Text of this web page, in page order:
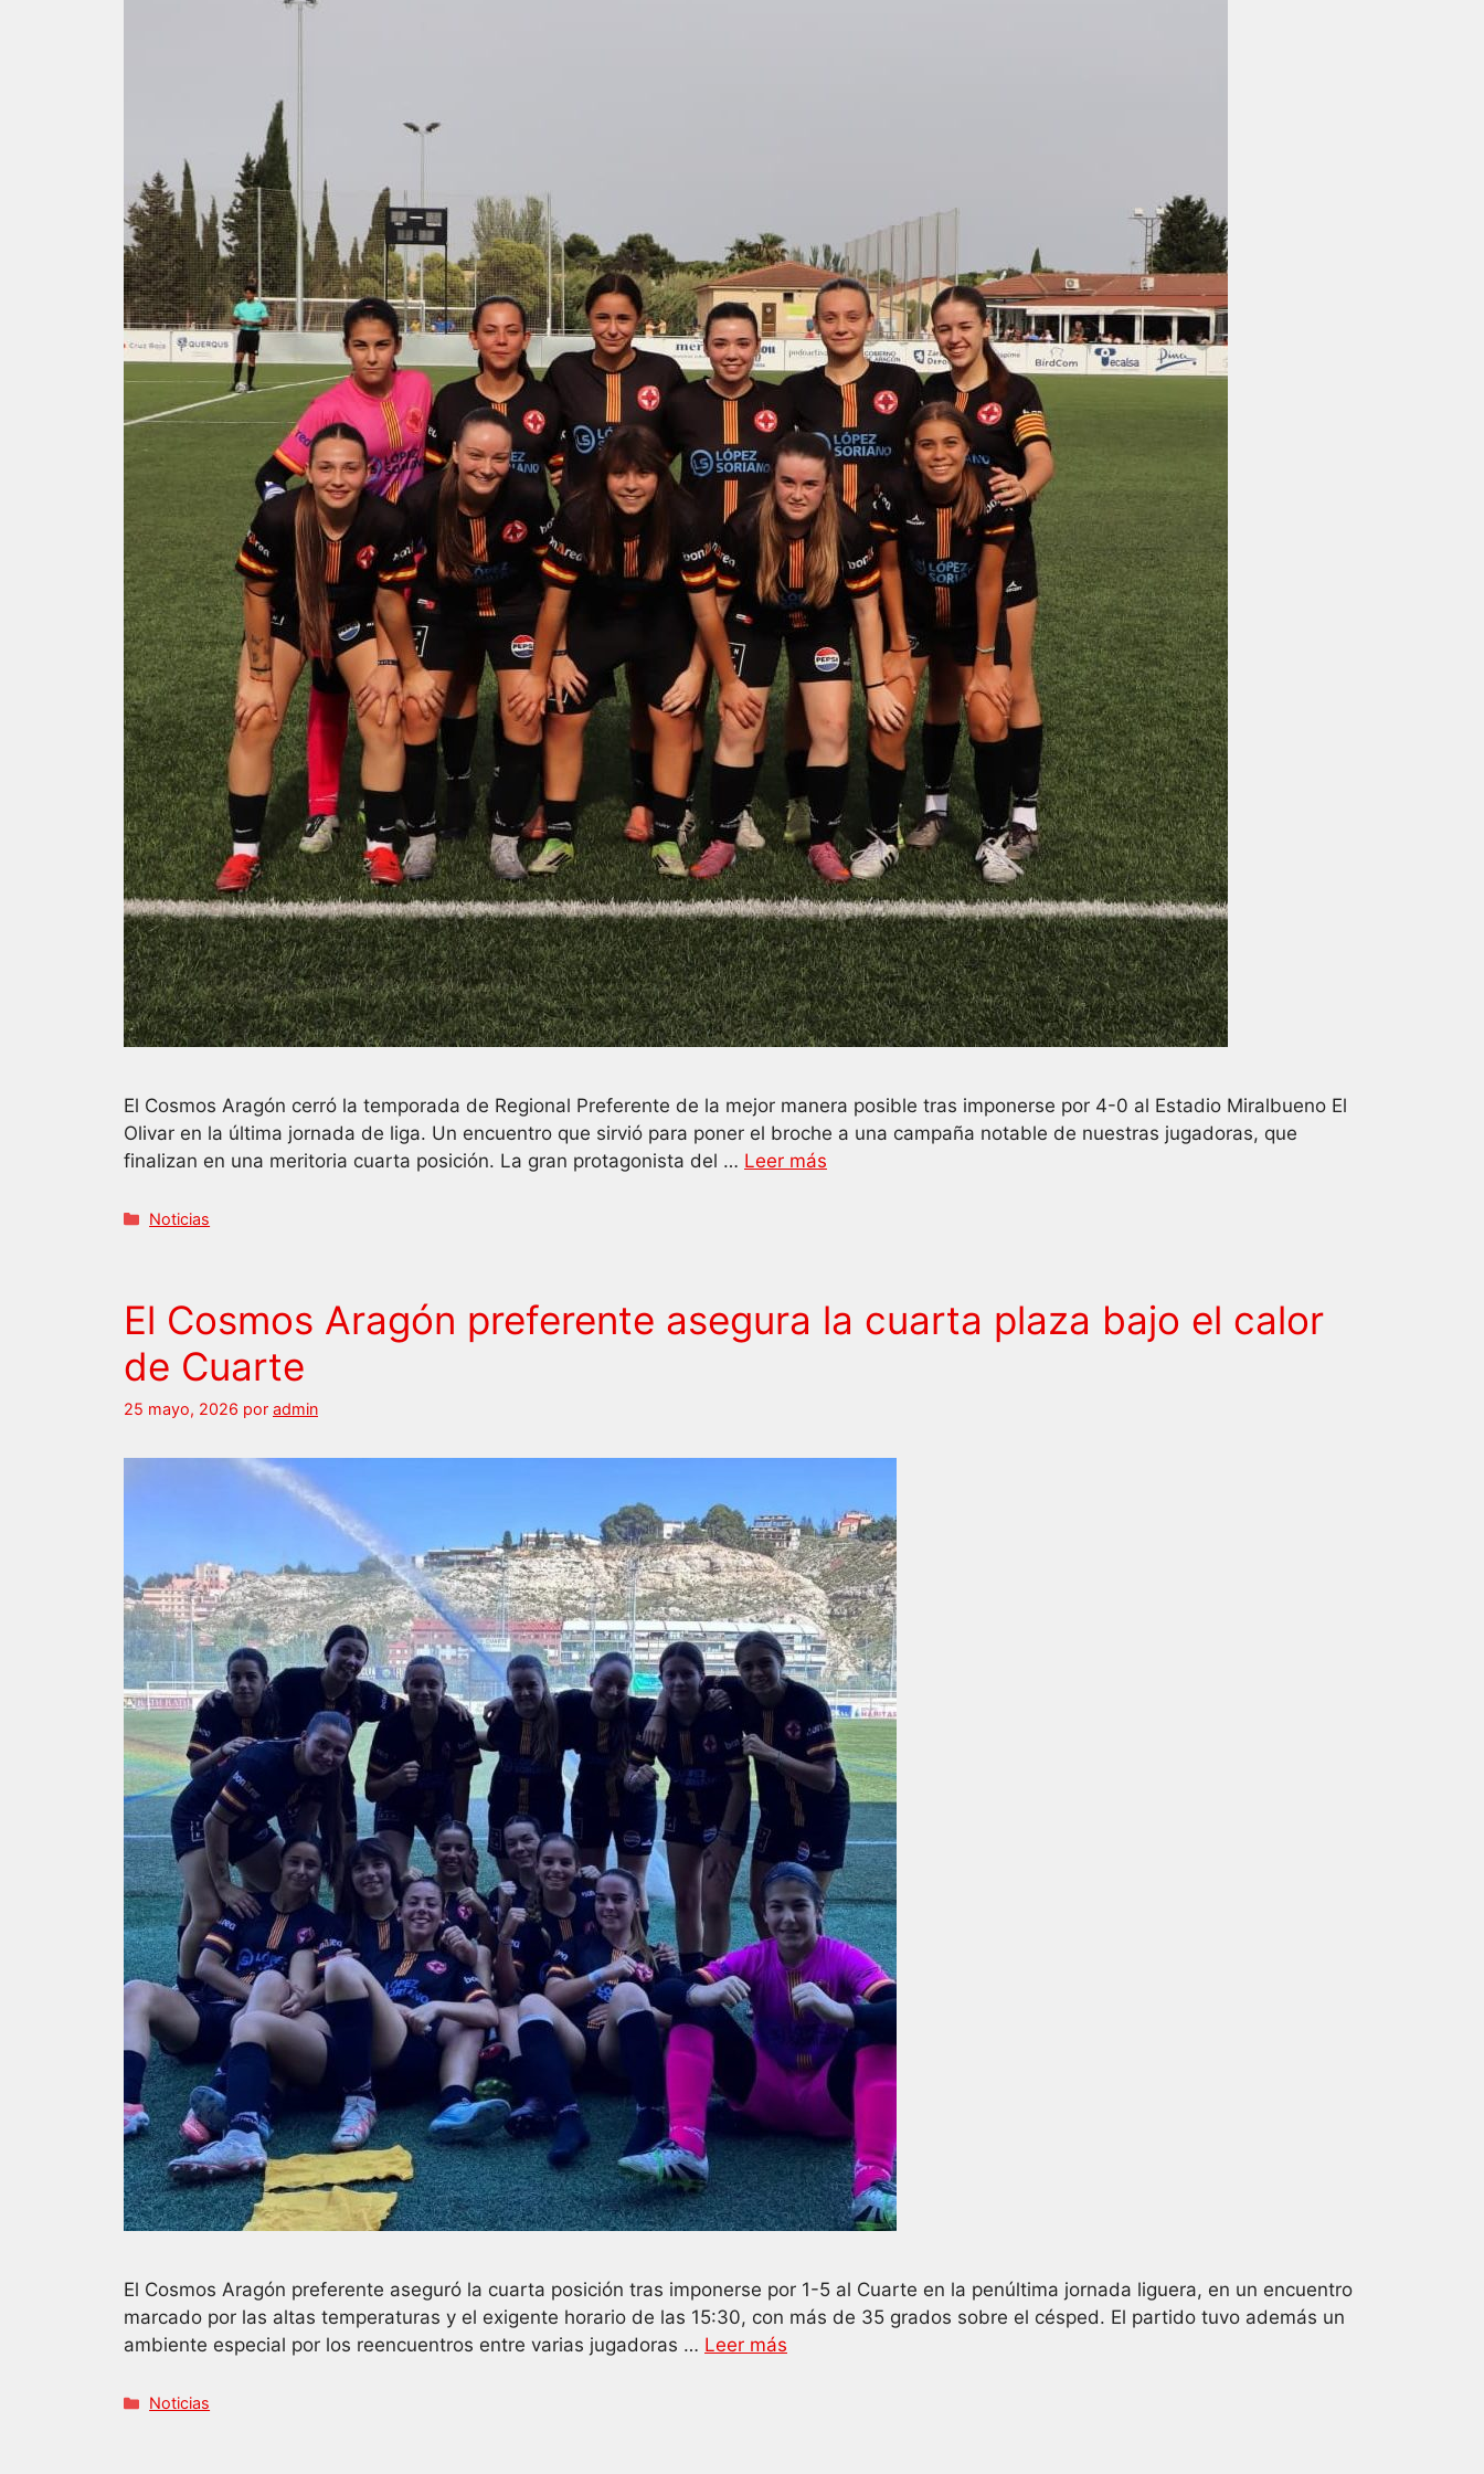
El Cosmos Aragón cerró la temporada de Regional Preferente de la mejor manera posible tras imponerse por 4-0 al Estadio Miralbueno El
Olivar en la última jornada de liga. Un encuentro que sirvió para poner el broche a una campaña notable de nuestras jugadoras, que
finalizan en una meritoria cuarta posición. La gran protagonista del … Leer más
Categorías
Noticias
El Cosmos Aragón preferente asegura la cuarta plaza bajo el calor
de Cuarte
25 mayo, 2026 por admin
El Cosmos Aragón preferente aseguró la cuarta posición tras imponerse por 1-5 al Cuarte en la penúltima jornada liguera, en un encuentro
marcado por las altas temperaturas y el exigente horario de las 15:30, con más de 35 grados sobre el césped. El partido tuvo además un
ambiente especial por los reencuentros entre varias jugadoras … Leer más
Categorías
Noticias